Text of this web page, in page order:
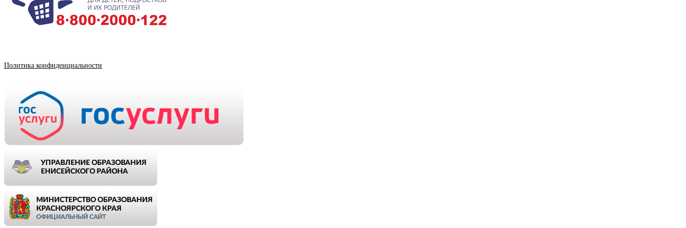
Политика конфиденциальности